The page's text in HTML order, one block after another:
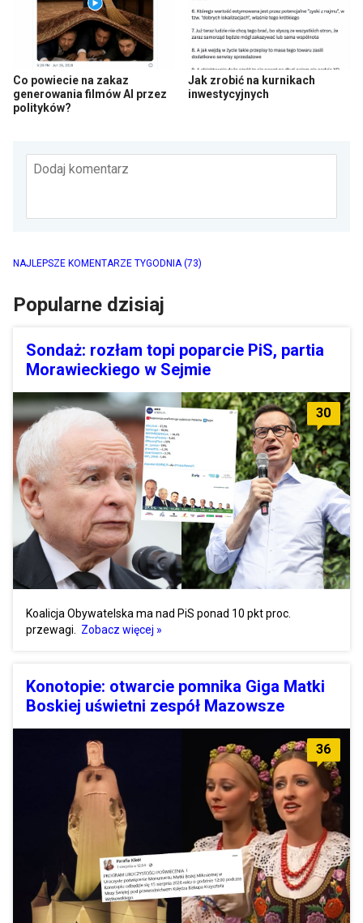
Co powiecie na zakaz
generowania filmów AI przez
polityków?
Jak zrobić na kurnikach
inwestycyjnych
Dodaj komentarz
NAJLEPSZE KOMENTARZE TYGODNIA(73)
Popularne dzisiaj
Sondaż: rozłam topi poparcie PiS, partia
Morawieckiego w Sejmie
30
Koalicja Obywatelska ma nad PiS ponad 10 pkt proc.
przewagi.
Zobacz więcej »
Konotopie: otwarcie pomnika Giga Matki
Boskiej uświetni zespół Mazowsze
36